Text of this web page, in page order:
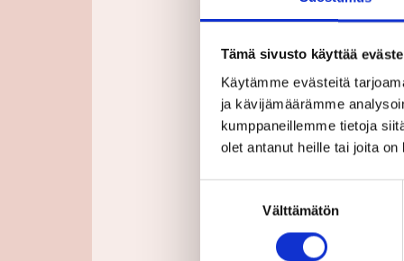
Tämä sivusto käyttää
Käytämme evästeitä
ja kävijämäärämme
kumppaneillemme tietoja
olet antanut heille tai joita
Välttämätön